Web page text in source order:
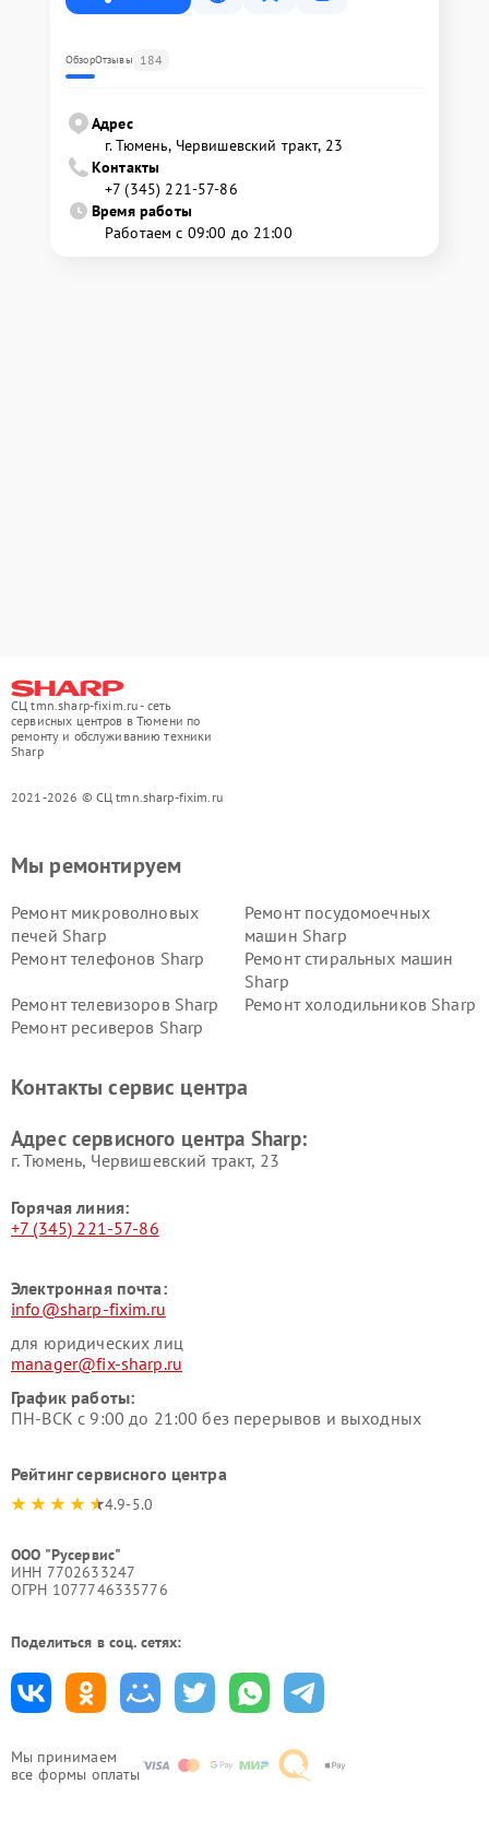
ОбзорОтзывы 184
Адрес
г. Тюмень, ​Червишевский тракт, 23
Контакты
+7 (345) 221-57-86
Время работы
Работаем с 09:00 до 21:00
СЦ tmn.sharp-fixim.ru - сеть
сервисных центров в Тюмени по
ремонту и обслуживанию техники
Sharp
2021-2026 © СЦ tmn.sharp-fixim.ru
Мы принимаем
все формы оплаты
Мы ремонтируем
Ремонт микроволновых
печей Sharp
Ремонт посудомоечных
машин Sharp
Ремонт телефонов Sharp
Ремонт стиральных машин
Sharp
Ремонт телевизоров Sharp
Ремонт холодильников Sharp
Ремонт ресиверов Sharp
Контакты сервис центра
Адрес сервисного центра Sharp:
г. Тюмень, ​Червишевский тракт, 23
Горячая линия:
+7 (345) 221-57-86
Электронная почта:
info@sharp-fixim.ru
для юридических лиц
manager@fix-sharp.ru
График работы:
ПН-ВСК с 9:00 до 21:00 без перерывов и выходных
Рейтинг сервисного центра
4.9-5.0
ООО "Русервис"
ИНН 7702633247
ОГРН 1077746335776
Поделиться в соц. сетях: